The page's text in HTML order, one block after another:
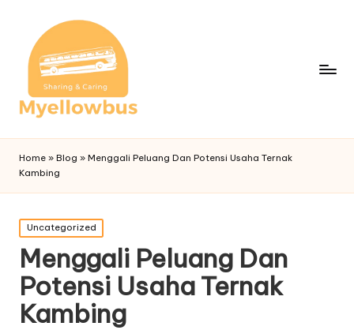
Home » Blog » Menggali Peluang Dan Potensi Usaha Ternak
Kambing
Posted
in
Uncategorized
Menggali Peluang Dan
Potensi Usaha Ternak
Kambing